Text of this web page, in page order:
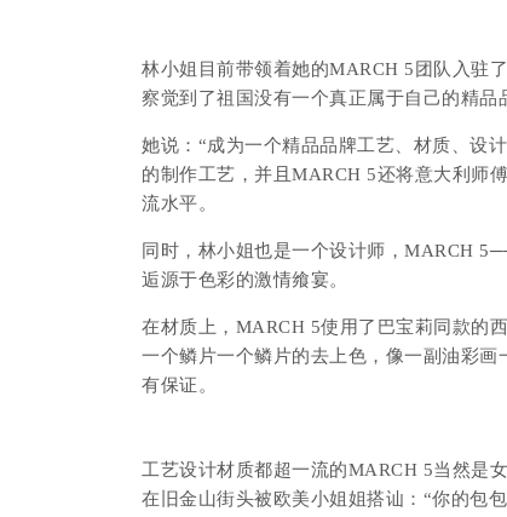
林小姐目前带领着她的MARCH 5团队入驻
察觉到了祖国没有一个真正属于自己的精品
她说：“成为一个精品品牌工艺、材质、设
的制作工艺，并且MARCH 5还将意大利师
流水平。
同时，林小姐也是一个设计师， MARCH
逅源于色彩的激情飨宴。
在材质上，MARCH 5使用了巴宝莉同款的
一个鳞片一个鳞片的去上色，像一副油彩
有保证。
工艺设计材质都超一流的MARCH 5当然是
在旧金山街头被欧美小姐姐搭讪：“你的包